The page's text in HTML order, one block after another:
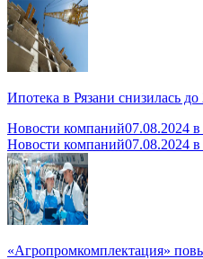
Ипотека в Рязани снизилась
Новости компаний07.08.2024
Новости компаний07.08.2024
«Агропромкомплектация»